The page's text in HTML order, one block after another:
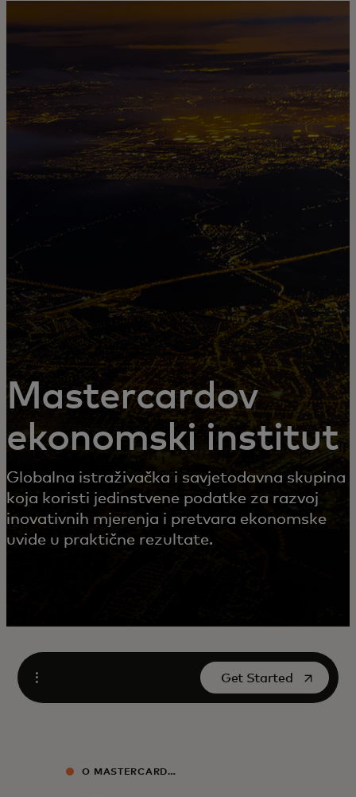
Za vas
Za poslovanje
Za svijet
Za inovatore
Novosti i trendovi
Mastercardov
ekonomski institut
Globalna istraživačka i savjetodavna skupina
koja koristi jedinstvene podatke za razvoj
inovativnih mjerenja i pretvara ekonomske
uvide u praktične rezultate.
Open
Get Started
opens in a new tab
O MASTERCARD